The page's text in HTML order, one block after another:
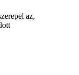
az,